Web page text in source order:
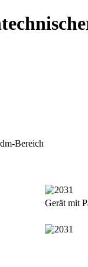
Bereich
Gerät mit